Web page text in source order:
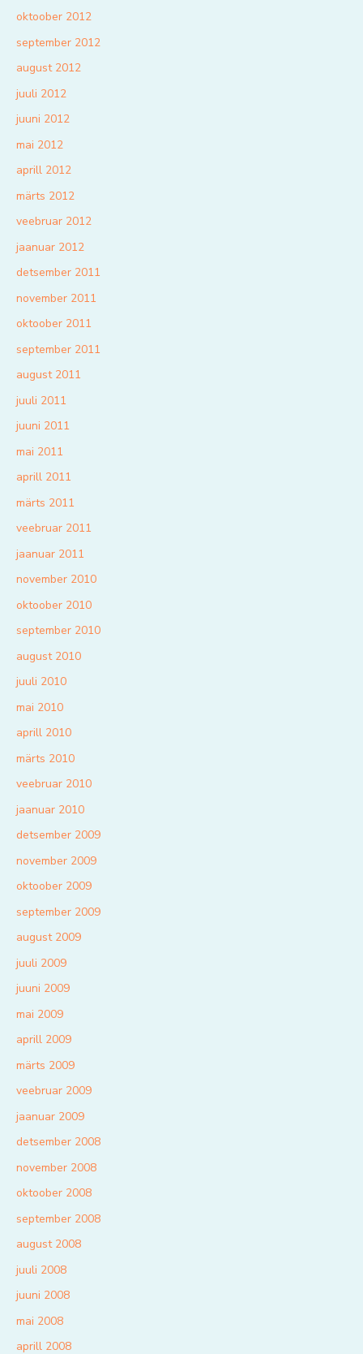
oktoober 2012
september 2012
august 2012
juuli 2012
juuni 2012
mai 2012
aprill 2012
märts 2012
veebruar 2012
jaanuar 2012
detsember 2011
november 2011
oktoober 2011
september 2011
august 2011
juuli 2011
juuni 2011
mai 2011
aprill 2011
märts 2011
veebruar 2011
jaanuar 2011
november 2010
oktoober 2010
september 2010
august 2010
juuli 2010
mai 2010
aprill 2010
märts 2010
veebruar 2010
jaanuar 2010
detsember 2009
november 2009
oktoober 2009
september 2009
august 2009
juuli 2009
juuni 2009
mai 2009
aprill 2009
märts 2009
veebruar 2009
jaanuar 2009
detsember 2008
november 2008
oktoober 2008
september 2008
august 2008
juuli 2008
juuni 2008
mai 2008
aprill 2008